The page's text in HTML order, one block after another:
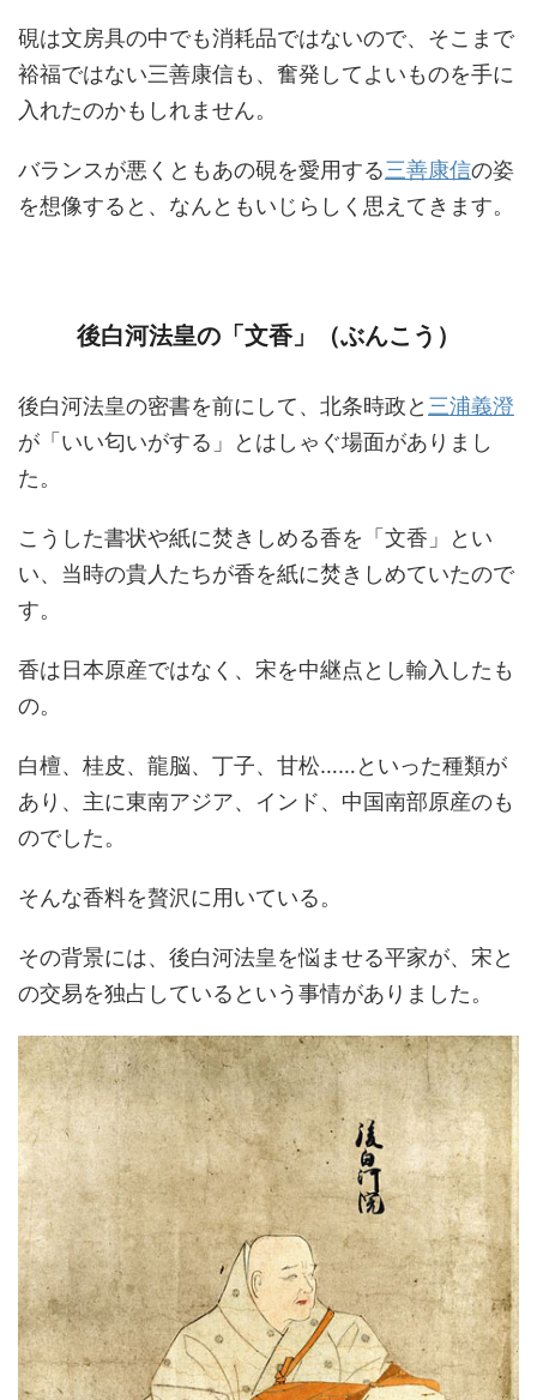
硯は文房具の中でも消耗品ではないので、そこまで
裕福ではない三善康信も、奮発してよいものを手に
入れたのかもしれません。
バランスが悪くともあの硯を愛用する三善康信の姿
を想像すると、なんともいじらしく思えてきます。
後白河法皇の「文香」（ぶんこう）
後白河法皇の密書を前にして、北条時政と 三浦義澄
が「いい匂いがする」とはしゃぐ場面がありまし
た。
こうした書状や紙に焚きしめる香を「文香」とい
い、当時の貴人たちが香を紙に焚きしめていたので
す。
香は日本原産ではなく、宋を中継点とし輸入したも
の。
白檀、桂皮、龍脳、丁子、甘松……といった種類が
あり、主に東南アジア、インド、中国南部原産のも
のでした。
そんな香料を贅沢に用いている。
その背景には、後白河法皇を悩ませる平家が、宋と
の交易を独占しているという事情がありました。